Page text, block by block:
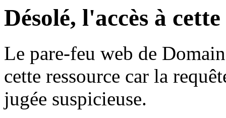
Désolé, l'accès à
Le pare-feu web de
cette ressource car la
jugée suspicieuse.